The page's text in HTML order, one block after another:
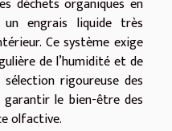
engrais liquide très
Ce système exige
de l’humidité et de
rigoureuse des
le bien-être des
olfactive.